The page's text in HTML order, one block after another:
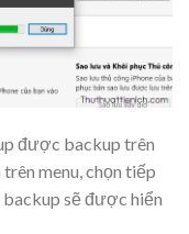
được backup trên
menu, chọn tiếp
sẽ được hiển